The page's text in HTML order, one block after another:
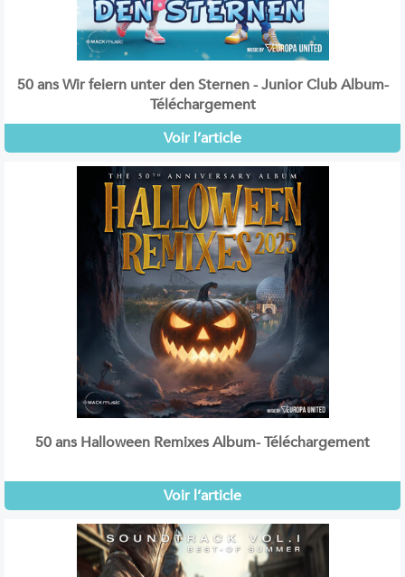
50 ans Wir feiern unter den Sternen - Junior Club Album-
Téléchargement
Voir l’article
50 ans Halloween Remixes Album- Téléchargement
Voir l’article